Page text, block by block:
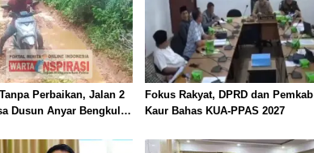
Perbaikan, Jalan 2
Dusun Anyar Bengkulu
Fokus Rakyat, DPRD dan Pemkab
Kaur Bahas KUA-PPAS 2027